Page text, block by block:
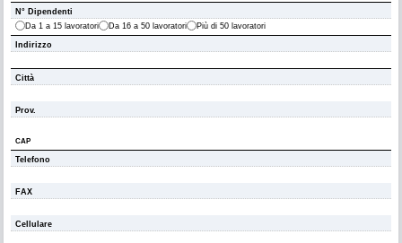
N° Dipendenti
Da 1 a 15 lavoratori
Da 16 a 50 lavoratori Più di 50 lavoratori
Indirizzo
Città
Prov.
CAP
Telefono
FAX
Cellulare